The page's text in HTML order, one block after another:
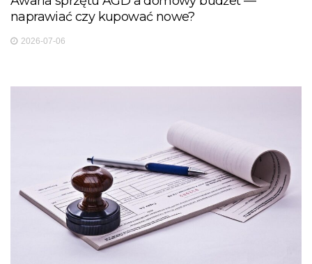
naprawiać czy kupować nowe?
2026-07-06